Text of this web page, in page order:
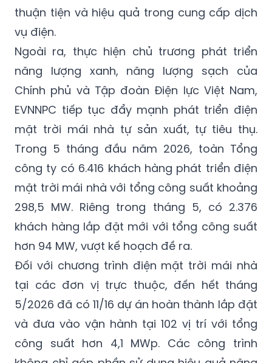
thuận tiện và hiệu quả trong cung cấp dịch
vụ điện.
Ngoài ra, thực hiện chủ trương phát triển
năng lượng xanh, năng lượng sạch của
Chính phủ và Tập đoàn Điện lực Việt Nam,
EVNNPC tiếp tục đẩy mạnh phát triển điện
mặt trời mái nhà tự sản xuất, tự tiêu thụ.
Trong 5 tháng đầu năm 2026, toàn Tổng
công ty có 6.416 khách hàng phát triển điện
mặt trời mái nhà với tổng công suất khoảng
298,5 MW. Riêng trong tháng 5, có 2.376
khách hàng lắp đặt mới với tổng công suất
hơn 94 MW, vượt kế hoạch đề ra.
Đối với chương trình điện mặt trời mái nhà
tại các đơn vị trực thuộc, đến hết tháng
5/2026 đã có 11/16 dự án hoàn thành lắp đặt
và đưa vào vận hành tại 102 vị trí với tổng
công suất hơn 4,1 MWp. Các công trình